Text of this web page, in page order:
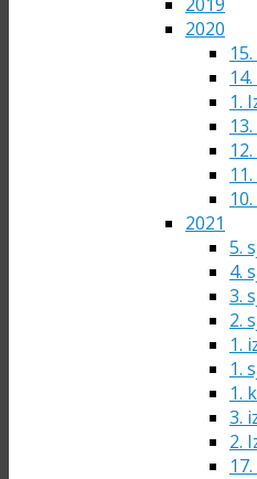
2020
1.
2021
5.
4.
3.
2.
1.
1.
1.
3.
2.